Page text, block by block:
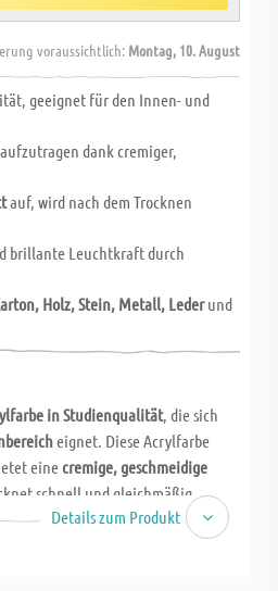
voraussichtlich: Montag, 10. August
geeignet für den Innen- und
dank cremiger,
auf, wird nach dem Trocknen
brillante Leuchtkraft durch
Holz, Stein, Metall, Lederund
in Studienqualität, die sich
eignet. Diese Acrylfarbe
einecremige, geschmeidige
schnell und gleichmäßig
.Details zum Produkt